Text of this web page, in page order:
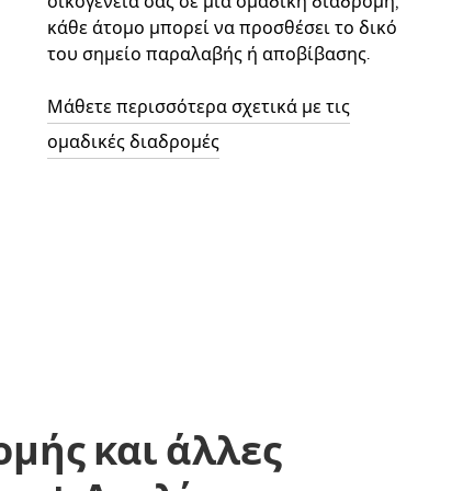
κάθε άτομο μπορεί να προσθέσει το δικό
του σημείο παραλαβής ή αποβίβασης.
Μάθετε περισσότερα σχετικά με τις
ομαδικές διαδρομές
και άλλες